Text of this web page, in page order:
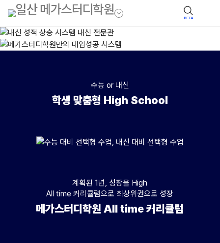
BETA
수능 or 내신
학생 맞춤형 High School
수업 : 내신 대비 선택형 수업(수준별), 대상 : 내신 성적 향상을 희망
계획된 1년, 성장을 High
All time 커리큘럼으로 최상위권으로 성장
메가스터디학원 All time 커리큘럼